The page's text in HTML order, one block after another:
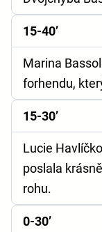
15-40’
Marina
forhendu,
15-30’
Lucie
poslala
rohu.
0-30’